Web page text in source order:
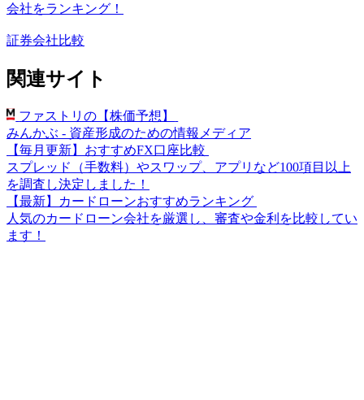
会社をランキング！
証券会社比較
関連サイト
ファストリの【株価予想】
みんかぶ - 資産形成のための情報メディア
【毎月更新】おすすめFX口座比較
スプレッド（手数料）やスワップ、アプリなど100項目以上
を調査し決定しました！
【最新】カードローンおすすめランキング
人気のカードローン会社を厳選し、審査や金利を比較してい
ます！